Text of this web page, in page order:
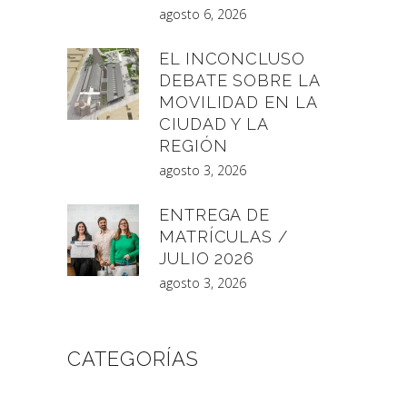
agosto 6, 2026
EL INCONCLUSO
DEBATE SOBRE LA
MOVILIDAD EN LA
CIUDAD Y LA
REGIÓN
agosto 3, 2026
ENTREGA DE
MATRÍCULAS /
JULIO 2026
agosto 3, 2026
CATEGORÍAS